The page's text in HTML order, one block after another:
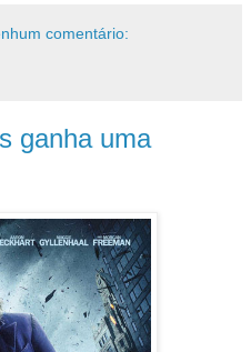
comentário:
ganha uma